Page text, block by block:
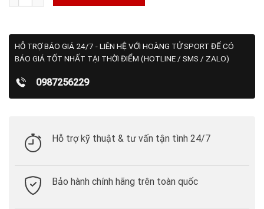
HỖ TRỢ BÁO GIÁ 24/7 - LIÊN HỆ VỚI HOÀNG TỬ SPORT ĐỂ CÓ
BÁO GIÁ TỐT NHẤT TẠI THỜI ĐIỂM (HOTLINE / SMS / ZALO)
0987256229
Hỗ trợ kỹ thuật & tư vấn tận tình 24/7
Bảo hành chính hãng trên toàn quốc